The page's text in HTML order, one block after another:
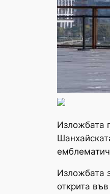
Изложбата
Изложбата
открита